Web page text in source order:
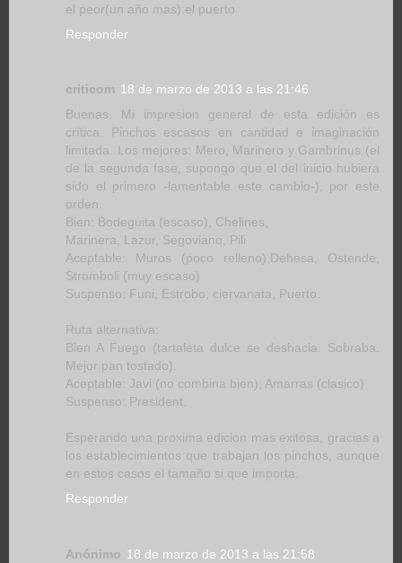
el peor(un año mas):el puerto
Responder
criticom 18 de marzo de 2013 a las 21:46
Buenas. Mi impresion general de esta edición es
crítica. Pinchos escasos en cantidad e imaginación
limitada. Los mejores: Mero, Marinero y Gambrinus (el
de la segunda fase, supongo que el del inicio hubiera
sido el primero -lamentable este cambio-), por este
orden.
Bien: Bodeguita (escaso), Chelines,
Marinera, Lazur, Segoviano, Pili
Aceptable: Muros (poco relleno),Dehesa, Ostende,
Stromboli (muy escaso)
Suspenso: Funi, Estrobo, ciervanata, Puerto.
Ruta alternativa:
Bien A Fuego (tartaleta dulce se deshacia. Sobraba.
Mejor pan tostado).
Aceptable: Javi (no combina bien), Amarras (clasico)
Suspenso: President.
Esperando una proxima edicion mas exitosa, gracias a
los establecimientos que trabajan los pinchos, aunque
en estos casos el tamaño si que importa.
Responder
Anónimo 18 de marzo de 2013 a las 21:58